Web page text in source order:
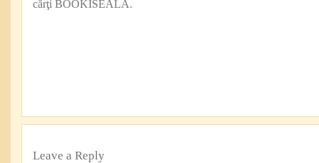
cărţi BOOKISEALA.
Leave a Reply